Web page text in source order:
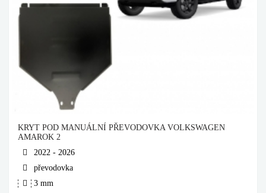
KRYT POD MANUÁLNÍ PŘEVODOVKA VOLKSWAGEN
AMAROK 2
2022 - 2026
převodovka
3 mm